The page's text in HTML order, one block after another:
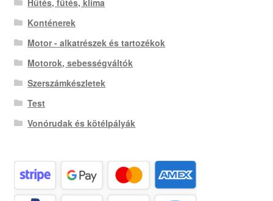
Hűtés, fűtés, klíma
Konténerek
Motor - alkatrészek és tartozékok
Motorok, sebességváltók
Szerszámkészletek
Test
Vonórudak és kötélpályák